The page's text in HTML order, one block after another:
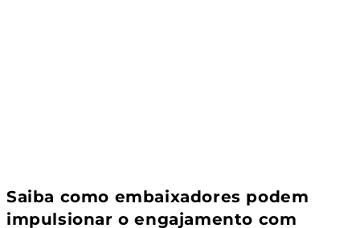
Saiba como embaixadores podem
impulsionar o engajamento com